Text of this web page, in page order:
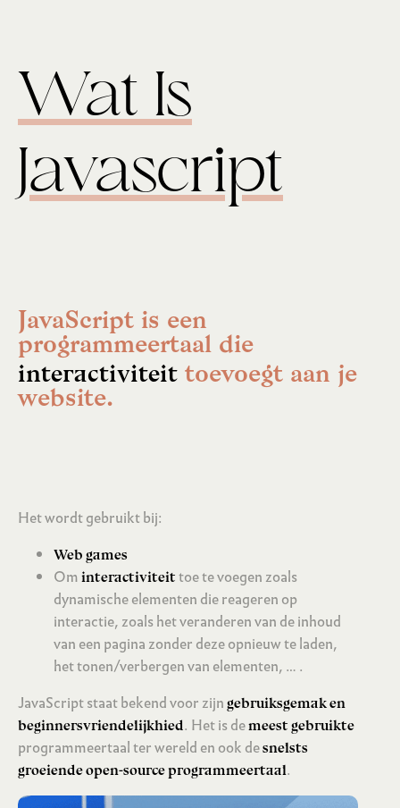
Wat Is
Javascript
JavaScript is een
programmeertaal die
interactiviteit toevoegt aan je
website.
Het wordt gebruikt bij:
Web games
Om interactiviteit toe te voegen zoals
dynamische elementen die reageren op
interactie, zoals het veranderen van de inhoud
van een pagina zonder deze opnieuw te laden,
het tonen/verbergen van elementen, … .
JavaScript staat bekend voor zijn gebruiksgemak en
beginnersvriendelijkhied. Het is demeest gebruikte
programmeertaal ter wereld en ook desnelsts
groeiende open-source programmeertaal.